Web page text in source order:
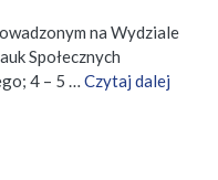
na Wydziale
Społecznych
4 – 5 … Czytaj dalej